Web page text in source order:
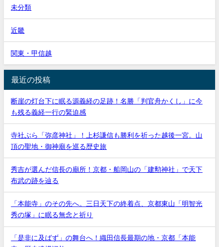
未分類
近畿
関東・甲信越
最近の投稿
断崖の灯台下に眠る源義経の足跡！名勝「判官舟かくし」に今
も残る義経一行の緊迫感
寺社ぶら「弥彦神社」！上杉謙信も勝利を祈った越後一宮。山
頂の聖地・御神廟を巡る歴史旅
秀吉が選んだ信長の廟所！京都・船岡山の「建勲神社」で天下
布武の跡を辿る
「本能寺」のその先へ。三日天下の終着点、京都東山「明智光
秀の塚」に眠る無念と祈り
「是非に及ばず」の舞台へ！織田信長最期の地・京都「本能